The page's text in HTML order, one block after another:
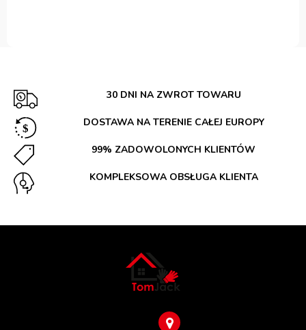
30 DNI NA ZWROT TOWARU
DOSTAWA NA TERENIE CAŁEJ EUROPY
99% ZADOWOLONYCH KLIENTÓW
KOMPLEKSOWA OBSŁUGA KLIENTA